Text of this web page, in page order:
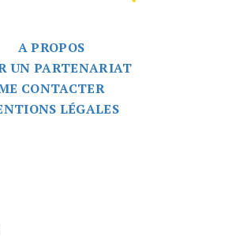
A PROPOS
UN PARTENARIAT
CONTACTER
LÉGALES